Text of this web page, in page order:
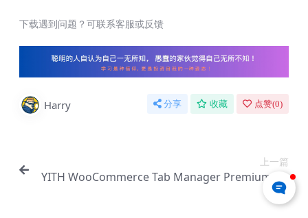
下载遇到问题？可联系客服或反馈
Harry 分享 收藏 点赞(0)
上一篇
YITH WooCommerce Tab Manager Premium v1.
22.0 – WooCommerce 选项卡【Cb-0205】